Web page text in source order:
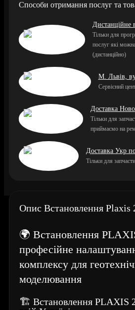
Способи отримання послуг та
Дистанційне
Тільки для
послуг які
(дистанційно)
М. Львів,
Сервісний
Доставка
Тільки для
приймаємо на
Доставка Укр
Тільки для
Опис Встановлення Plaxis
🌍 Встановлення
професійне
комплексу для
моделювання
🏗️ Встановлення PLAXIS